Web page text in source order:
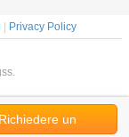
Richiedere un
Privacy Policy